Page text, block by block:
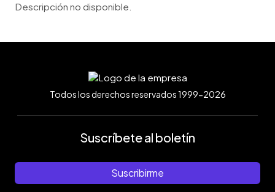
Descripción no disponible.
Todos los derechos reservados 1999-2026
Suscríbete al boletín
Suscribirme